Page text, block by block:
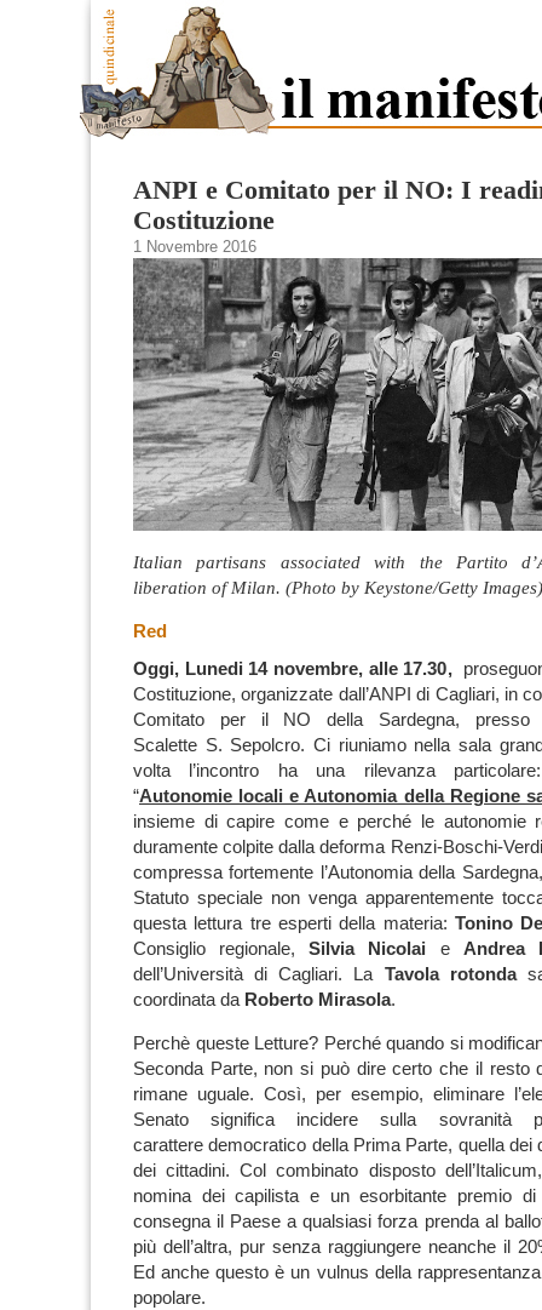
ANPI e Comitato per il NO: I
Costituzione
1 Novembre 2016
Italian partisans associated with the Partito
liberation of Milan. (Photo by Keystone/Getty Images)
Red
Oggi, Lunedi 14 novembre, alle 17.30,
Costituzione, organizzate dall’ANPI di Cagliari, in
Comitato per il NO della Sardegna, presso
Scalette S. Sepolcro. Ci riuniamo nella sala
volta l’incontro ha una rilevanza
“Autonomie locali e Autonomia della Regione
insieme di capire come e perché le autonomie
duramente colpite dalla deforma Renzi-Boschi-
compressa fortemente l’Autonomia della
Statuto speciale non venga apparentemente
questa lettura tre esperti della materia: Tonino
Consiglio regionale,Silvia Nicolai e Andrea
dell’Università di Cagliari. La Tavola rotonda
coordinata da Roberto Mirasola.
Perchè queste Letture? Perché quando si
Seconda Parte, non si può dire certo che il resto
rimane uguale. Così, per esempio, eliminare
Senato significa incidere sulla sovranità
carattere democratico della Prima Parte, quella dei
dei cittadini. Col combinato disposto
nomina dei capilista e un esorbitante premio di
consegna il Paese a qualsiasi forza prenda al
più dell’altra, pur senza raggiungere neanche il
Ed anche questo è un vulnus della
popolare.